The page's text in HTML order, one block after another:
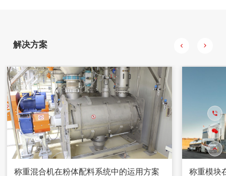
解决方案
称重混合机在粉体配料系统中的运用方案 称重模块